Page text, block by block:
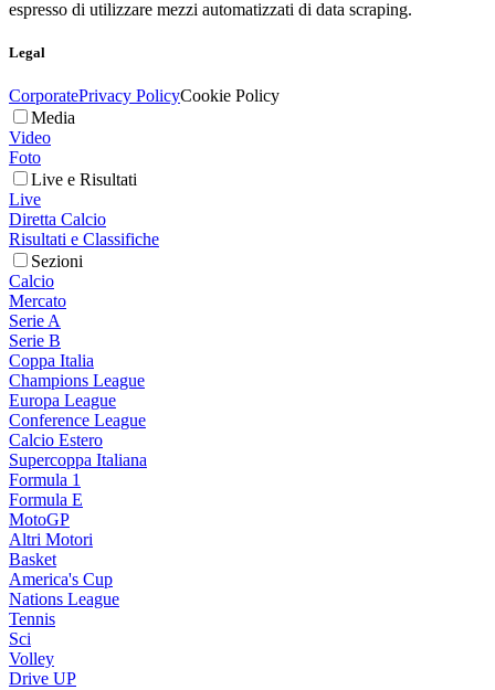
espresso di utilizzare mezzi automatizzati di data scraping.
Legal
CorporatePrivacy PolicyCookie Policy
Media
Video
Foto
Live e Risultati
Live
Diretta Calcio
Risultati e Classifiche
Sezioni
Calcio
Mercato
Serie A
Serie B
Coppa Italia
Champions League
Europa League
Conference League
Calcio Estero
Supercoppa Italiana
Formula 1
Formula E
MotoGP
Altri Motori
Basket
America's Cup
Nations League
Tennis
Sci
Volley
Drive UP